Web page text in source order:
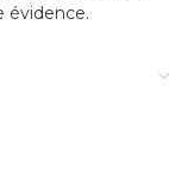
évidence.